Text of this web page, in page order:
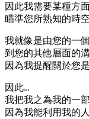
因此我需要某種方
瞄準您所熟知的時
我就像是由您的一
到您的其他層面的
因為我提醒關於您
因此…
我把我之為我的一
因為我能利用我的